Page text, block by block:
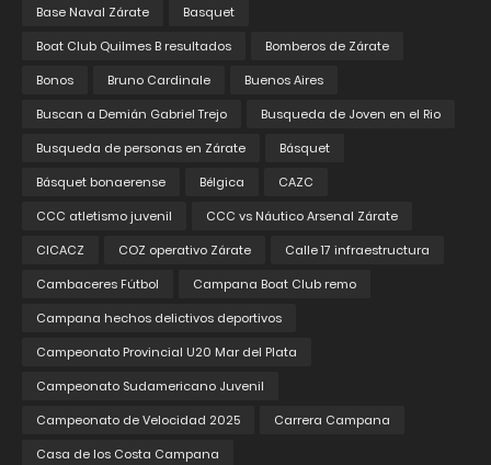
Base Naval Zárate
Basquet
Boat Club Quilmes B resultados
Bomberos de Zárate
Bonos
Bruno Cardinale
Buenos Aires
Buscan a Demián Gabriel Trejo
Busqueda de Joven en el Rio
Busqueda de personas en Zárate
Básquet
Básquet bonaerense
Bélgica
CAZC
CCC atletismo juvenil
CCC vs Náutico Arsenal Zárate
CICACZ
COZ operativo Zárate
Calle 17 infraestructura
Cambaceres Fútbol
Campana Boat Club remo
Campana hechos delictivos deportivos
Campeonato Provincial U20 Mar del Plata
Campeonato Sudamericano Juvenil
Campeonato de Velocidad 2025
Carrera Campana
Casa de los Costa Campana